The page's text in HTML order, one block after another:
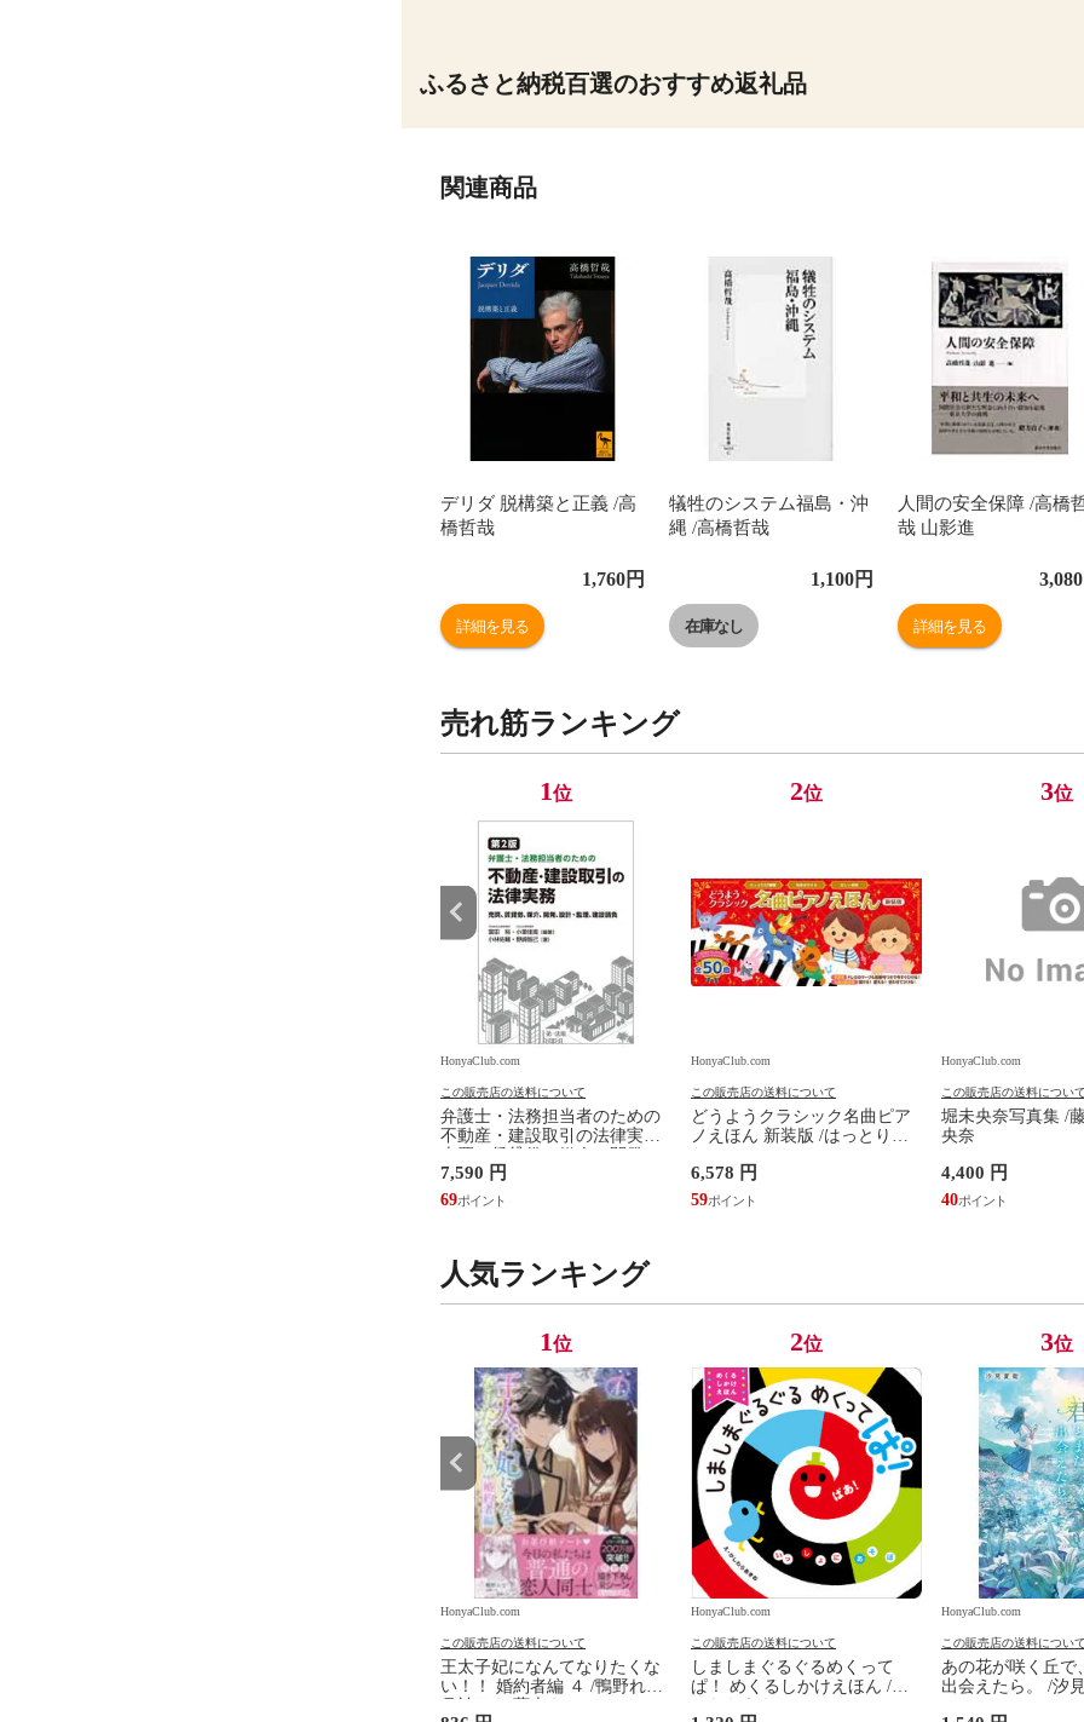
ふるさと納税百選のおすすめ返礼品
関連商品
デリダ 脱構築と正義 /高
橋哲哉
1,760円
詳細を見る
犠牲のシステム福島・沖
縄 /高橋哲哉
1,100円
在庫なし
人間の安全保障 /高橋
哉 山影進
3,080
詳細を見る
売れ筋ランキング
1位
HonyaClub.com
この販売店の送料について
弁護士・法務担当者のための
不動産・建設取引の法律実務
設計・監理、建設請負 第２版
/富田裕 小里佳嵩
7,590 円
69
2位
HonyaClub.com
この販売店の送料について
どうようクラシック名曲ピア
ノえほん 新装版 /はっとりな
ワコ
6,578 円
59
3位
HonyaClub.com
この販売店の送料につい
堀未央奈写真集 /
央奈
4,400 円
40
人気ランキング
1位
HonyaClub.com
この販売店の送料について
王太子妃になんてなりたくな
い！！ 婚約者編 ４ /鴨野れな
2位
HonyaClub.com
この販売店の送料について
しましまぐるぐるめくって
ぱ！ めくるしかけえほん /か
3位
HonyaClub.com
この販売店の送料につい
あの花が咲く丘で
出会えたら。 /汐